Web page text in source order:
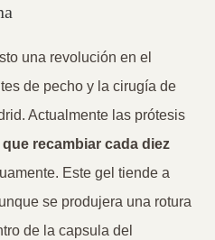
una revolución en el
de pecho y la cirugía de
Actualmente las prótesis
recambiar cada diez
Este gel tiende a
se produjera una rotura
de la capsula del